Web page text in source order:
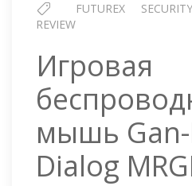
FUTUREX SECURITY
REVIEW
Игровая
мышь Gan-
Dialog